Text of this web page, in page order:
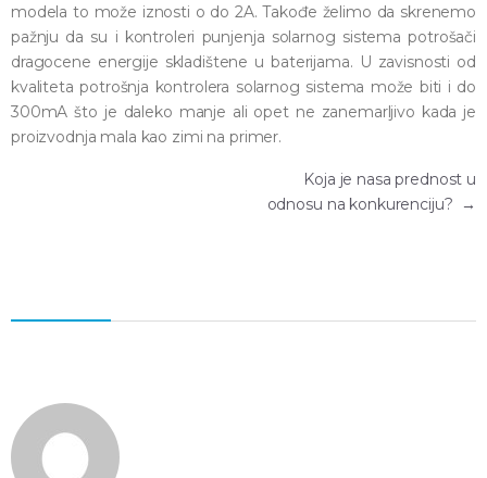
modela to može iznosti o do 2A. Takođe želimo da skrenemo
pažnju da su i kontroleri punjenja solarnog sistema potrošači
dragocene energije skladištene u baterijama. U zavisnosti od
kvaliteta potrošnja kontrolera solarnog sistema može biti i do
300mA što je daleko manje ali opet ne zanemarljivo kada je
proizvodnja mala kao zimi na primer.
Koja je nasa prednost u
odnosu na konkurenciju? →